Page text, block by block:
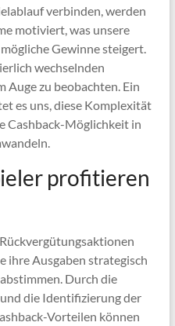
verbinden, werden
motiviert, was unsere
Gewinne steigert.
wechselnden
Auge zu beobachten. Ein
es uns, diese Komplexität
Cashback-Möglichkeit in
profitieren
ihre Ausgaben strategisch
Durch die
die Identifizierung der
Vorteilen können